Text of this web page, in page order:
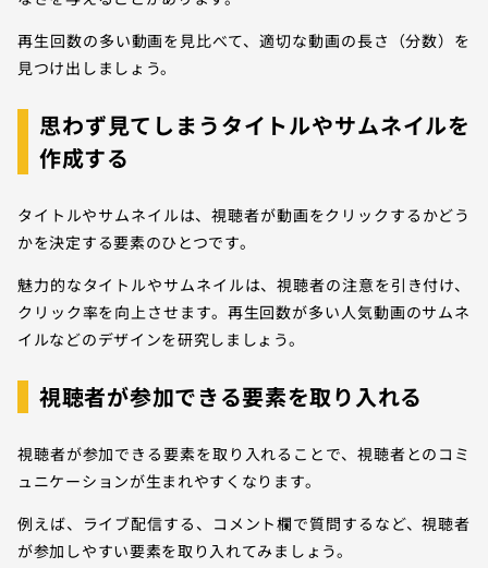
再生回数の多い動画を見比べて、適切な動画の長さ（分数）を
見つけ出しましょう。
思わず見てしまうタイトルやサムネイルを
作成する
タイトルやサムネイルは、視聴者が動画をクリックするかどう
かを決定する要素のひとつです。
魅力的なタイトルやサムネイルは、視聴者の注意を引き付け、
クリック率を向上させます。再生回数が多い人気動画のサムネ
イルなどのデザインを研究しましょう。
視聴者が参加できる要素を取り入れる
視聴者が参加できる要素を取り入れることで、視聴者とのコミ
ュニケーションが生まれやすくなります。
例えば、ライブ配信する、コメント欄で質問するなど、視聴者
が参加しやすい要素を取り入れてみましょう。